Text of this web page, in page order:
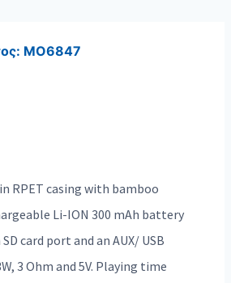
MO6847
RPET casing with bamboo
Li-ION 300 mAh battery
card port and an AUX/ USB
3 Ohm and 5V. Playing time